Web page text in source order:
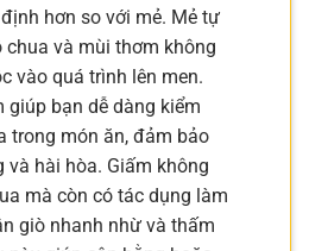
hơn so với mẻ. Mẻ tự
chua và mùi thơm không
vào quá trình lên men.
giúp bạn dễ dàng kiểm
trong món ăn, đảm bảo
và hài hòa. Giấm không
mà còn có tác dụng làm
giò nhanh nhừ và thấm